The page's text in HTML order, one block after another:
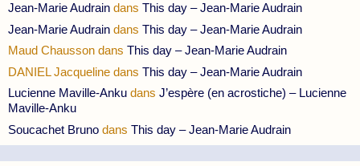
Jean-Marie Audrain dans This day – Jean-Marie Audrain
Jean-Marie Audrain dans This day – Jean-Marie Audrain
Maud Chausson dans This day – Jean-Marie Audrain
DANIEL Jacqueline dans This day – Jean-Marie Audrain
Lucienne Maville-Anku dans J’espère (en acrostiche) – Lucienne
Maville-Anku
Soucachet Bruno dans This day – Jean-Marie Audrain